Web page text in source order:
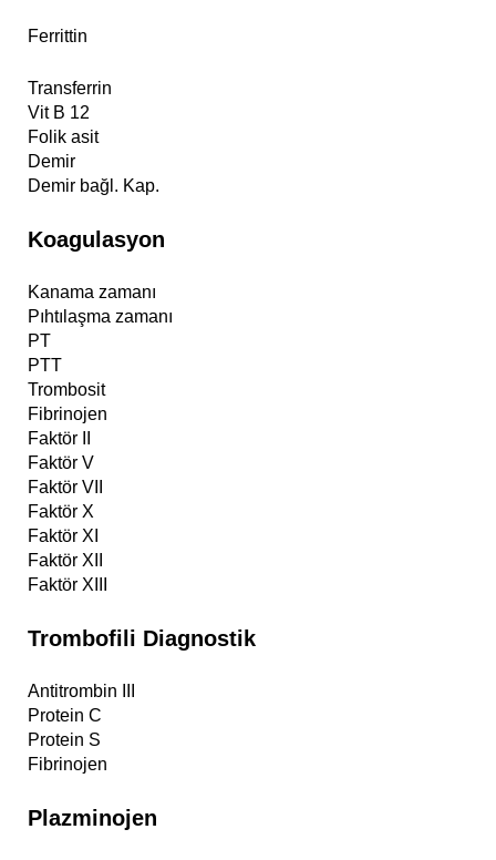
Ferrittin
Transferrin
Vit B 12
Folik asit
Demir
Demir bağl. Kap.
Koagulasyon
Kanama zamanı
Pıhtılaşma zamanı
PT
PTT
Trombosit
Fibrinojen
Faktör II
Faktör V
Faktör VII
Faktör X
Faktör XI
Faktör XII
Faktör XIII
Trombofili Diagnostik
Antitrombin III
Protein C
Protein S
Fibrinojen
Plazminojen